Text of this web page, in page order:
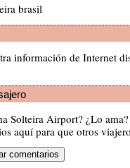
brasil
información de Internet
Solteira Airport? ¿Lo
aquí para que otros